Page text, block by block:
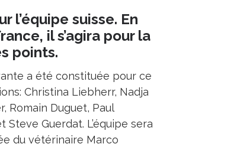
l’équipe suisse. En
il s’agira pour la
points.
a été constituée pour ce
Christina Liebherr, Nadja
Romain Duguet, Paul
Steve Guerdat. L’équipe sera
du vétérinaire Marco